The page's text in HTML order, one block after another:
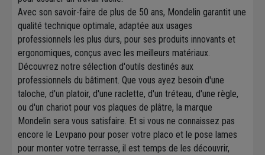
Avec son savoir-faire de plus de 50 ans, Mondelin garantit une
qualité technique optimale, adaptée aux usages
professionnels les plus durs, pour ses produits innovants et
ergonomiques, conçus avec les meilleurs matériaux.
Découvrez notre sélection d'outils destinés aux
professionnels du bâtiment. Que vous ayez besoin d'une
taloche, d'un platoir, d'une raclette, d'un tréteau, d'une règle,
ou d'un chariot pour vos plaques de plâtre, la marque
Mondelin sera vous satisfaire. Et si vous ne connaissez pas
encore le Levpano pour poser votre placo et le pose lames
pour monter votre terrasse, il est temps de les découvrir,